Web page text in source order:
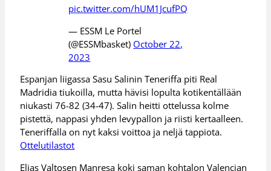
pic.twitter.com/hUM1JcufPQ
— ESSM Le Portel
(@ESSMbasket) October 22,
2023
Espanjan liigassa Sasu Salinin Teneriffa piti Real
Madridia tiukoilla, mutta hävisi lopulta kotikentällään
niukasti 76-82 (34-47). Salin heitti ottelussa kolme
pistettä, nappasi yhden levypallon ja riisti kertaalleen.
Teneriffalla on nyt kaksi voittoa ja neljä tappiota.
Ottelutilastot
Elias Valtosen Manresa koki saman kohtalon Valencian